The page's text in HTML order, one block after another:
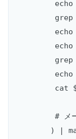
echo
grep
         echo
echo
grep
echo
cat
# メ
) |